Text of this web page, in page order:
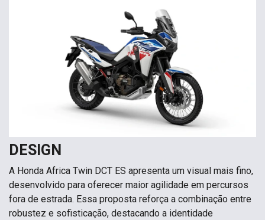
DESIGN
A Honda Africa Twin DCT ES apresenta um visual mais fino,
desenvolvido para oferecer maior agilidade em percursos
fora de estrada. Essa proposta reforça a combinação entre
robustez e sofisticação, destacando a identidade